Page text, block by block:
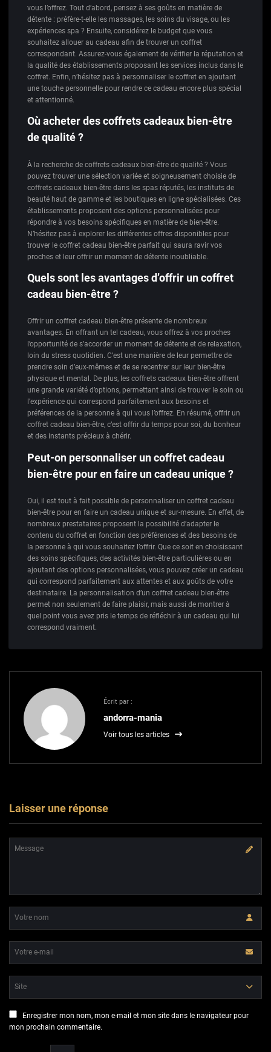
vous l’offrez. Tout d’abord, pensez à ses goûts en matière de
détente : préfère-t-elle les massages, les soins du visage, ou les
expériences spa ? Ensuite, considérez le budget que vous
souhaitez allouer au cadeau afin de trouver un coffret
correspondant. Assurez-vous également de vérifier la réputation et
la qualité des établissements proposant les services inclus dans le
coffret. Enfin, n’hésitez pas à personnaliser le coffret en ajoutant
une touche personnelle pour rendre ce cadeau encore plus spécial
et attentionné.
Où acheter des coffrets cadeaux bien-être
de qualité ?
À la recherche de coffrets cadeaux bien-être de qualité ? Vous
pouvez trouver une sélection variée et soigneusement choisie de
coffrets cadeaux bien-être dans les spas réputés, les instituts de
beauté haut de gamme et les boutiques en ligne spécialisées. Ces
établissements proposent des options personnalisées pour
répondre à vos besoins spécifiques en matière de bien-être.
N’hésitez pas à explorer les différentes offres disponibles pour
trouver le coffret cadeau bien-être parfait qui saura ravir vos
proches et leur offrir un moment de détente inoubliable.
Quels sont les avantages d’offrir un coffret
cadeau bien-être ?
Offrir un coffret cadeau bien-être présente de nombreux
avantages. En offrant un tel cadeau, vous offrez à vos proches
l’opportunité de s’accorder un moment de détente et de relaxation,
loin du stress quotidien. C’est une manière de leur permettre de
prendre soin d’eux-mêmes et de se recentrer sur leur bien-être
physique et mental. De plus, les coffrets cadeaux bien-être offrent
une grande variété d’options, permettant ainsi de trouver le soin ou
l’expérience qui correspond parfaitement aux besoins et
préférences de la personne à qui vous l’offrez. En résumé, offrir un
coffret cadeau bien-être, c’est offrir du temps pour soi, du bonheur
et des instants précieux à chérir.
Peut-on personnaliser un coffret cadeau
bien-être pour en faire un cadeau unique ?
Oui, il est tout à fait possible de personnaliser un coffret cadeau
bien-être pour en faire un cadeau unique et sur-mesure. En effet, de
nombreux prestataires proposent la possibilité d’adapter le
contenu du coffret en fonction des préférences et des besoins de
la personne à qui vous souhaitez l’offrir. Que ce soit en choisissant
des soins spécifiques, des activités bien-être particulières ou en
ajoutant des options personnalisées, vous pouvez créer un cadeau
qui correspond parfaitement aux attentes et aux goûts de votre
destinataire. La personnalisation d’un coffret cadeau bien-être
permet non seulement de faire plaisir, mais aussi de montrer à
quel point vous avez pris le temps de réfléchir à un cadeau qui lui
correspond vraiment.
Écrit par :
andorra-mania
Voir tous les articles
Laisser une réponse
Enregistrer mon nom, mon e-mail et mon site dans le navigateur pour
mon prochain commentaire.